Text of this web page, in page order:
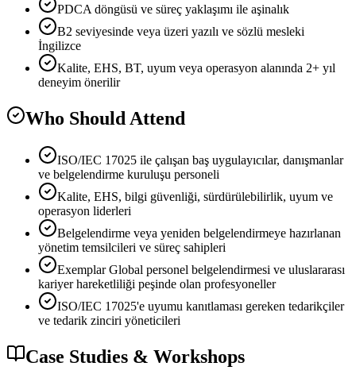
PDCA döngüsü ve süreç yaklaşımı ile aşinalık
B2 seviyesinde veya üzeri yazılı ve sözlü mesleki
İngilizce
Kalite, EHS, BT, uyum veya operasyon alanında 2+ yıl
deneyim önerilir
Who Should Attend
ISO/IEC 17025 ile çalışan baş uygulayıcılar, danışmanlar
ve belgelendirme kuruluşu personeli
Kalite, EHS, bilgi güvenliği, sürdürülebilirlik, uyum ve
operasyon liderleri
Belgelendirme veya yeniden belgelendirmeye hazırlanan
yönetim temsilcileri ve süreç sahipleri
Exemplar Global personel belgelendirmesi ve uluslararası
kariyer hareketliliği peşinde olan profesyoneller
ISO/IEC 17025'e uyumu kanıtlaması gereken tedarikçiler
ve tedarik zinciri yöneticileri
Case Studies & Workshops